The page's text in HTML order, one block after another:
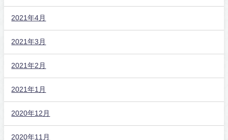
2021年4月
2021年3月
2021年2月
2021年1月
2020年12月
2020年11月